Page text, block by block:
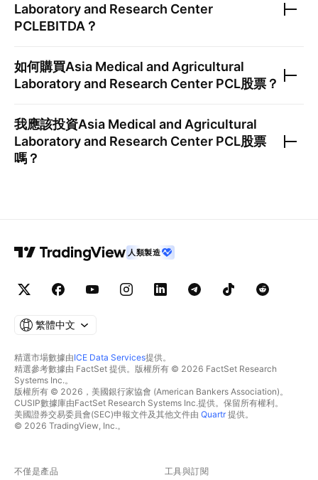
Laboratory and Research Center
PCLEBITDA？
如何購買Asia Medical and Agricultural
Laboratory and Research Center PCL股票？
我應該投資Asia Medical and Agricultural
Laboratory and Research Center PCL股票
嗎？
人類製造
繁體中文
精選市場數據由ICE Data Services提供。
精選參考數據由 FactSet 提供。版權所有 © 2026 FactSet Research
Systems Inc.。
版權所有 © 2026，美國銀行家協會 (American Bankers Association)。
CUSIP數據庫由FactSet Research Systems Inc.提供。保留所有權利。
美國證券交易委員會(SEC)申報文件及其他文件由 Quartr提供。
© 2026 TradingView, Inc.。
不僅是產品 工具與訂閱